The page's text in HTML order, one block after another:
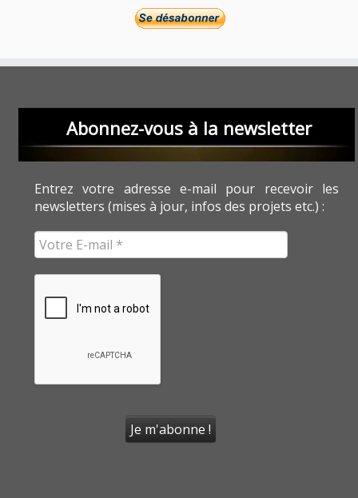
Abonnez-vous à la newsletter
Entrez votre adresse e-mail pour recevoir les
newsletters (mises à jour, infos des projets etc.) :